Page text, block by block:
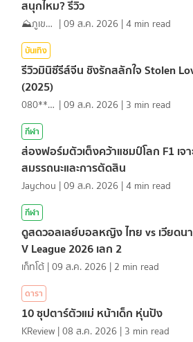
สนุกไหม? รีวิว
⛰️ภูเขาเล่าไปเรื่อย⛰️ |09 ส.ค. 2026 |4 min read
บันเทิง
รีวิวมินิซีรีส์จีน ชิงรักสลักใจ Stolen
(2025)
080******* |09 ส.ค. 2026 | 3 min read
กีฬา
ส่องฟอร์มตัวเต็งคว้าแชมป์โลก F1 เจ
สมรรถนะและการตัดสิน
Jaychou |09 ส.ค. 2026 |4 min read
กีฬา
ดูสดวอลเลย์บอลหญิง ไทย vs เวียดน
V League 2026 เลก 2
เก็ทโต้ |09 ส.ค. 2026 | 2 min read
ดารา
10 ซุปตาร์ตัวแม่ หน้าเด็ก หุ่นปัง
KReview |08 ส.ค. 2026 | 3 min read